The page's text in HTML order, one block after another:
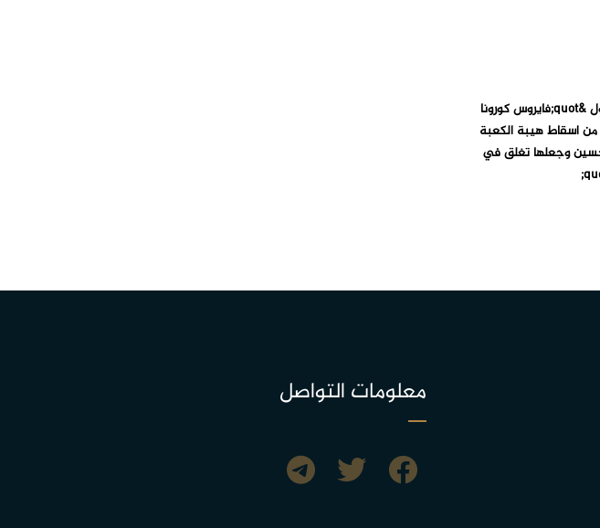
ملحد يقول &quot;فايروس كورونا
اسقاط هيبة الكعبة
وجعلها تغلق في
معلومات التواصل